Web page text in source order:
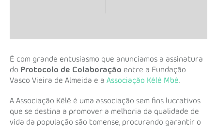
É com grande entusiasmo que anunciamos a assinatura
do Protocolo de Colaboração entre a Fundação
Vasco Vieira de Almeida e a Associação Kêlê Mbê
A Associação Kêlê é uma associação sem fins lucrativos
que se destina a promover a melhoria da qualidade de
vida da população são tomense, procurando garantir o